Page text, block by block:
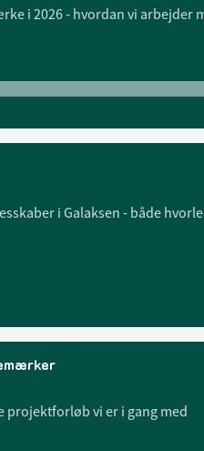
i 2026 - hvordan vi arbejder
i Galaksen - både
vi er i gang med